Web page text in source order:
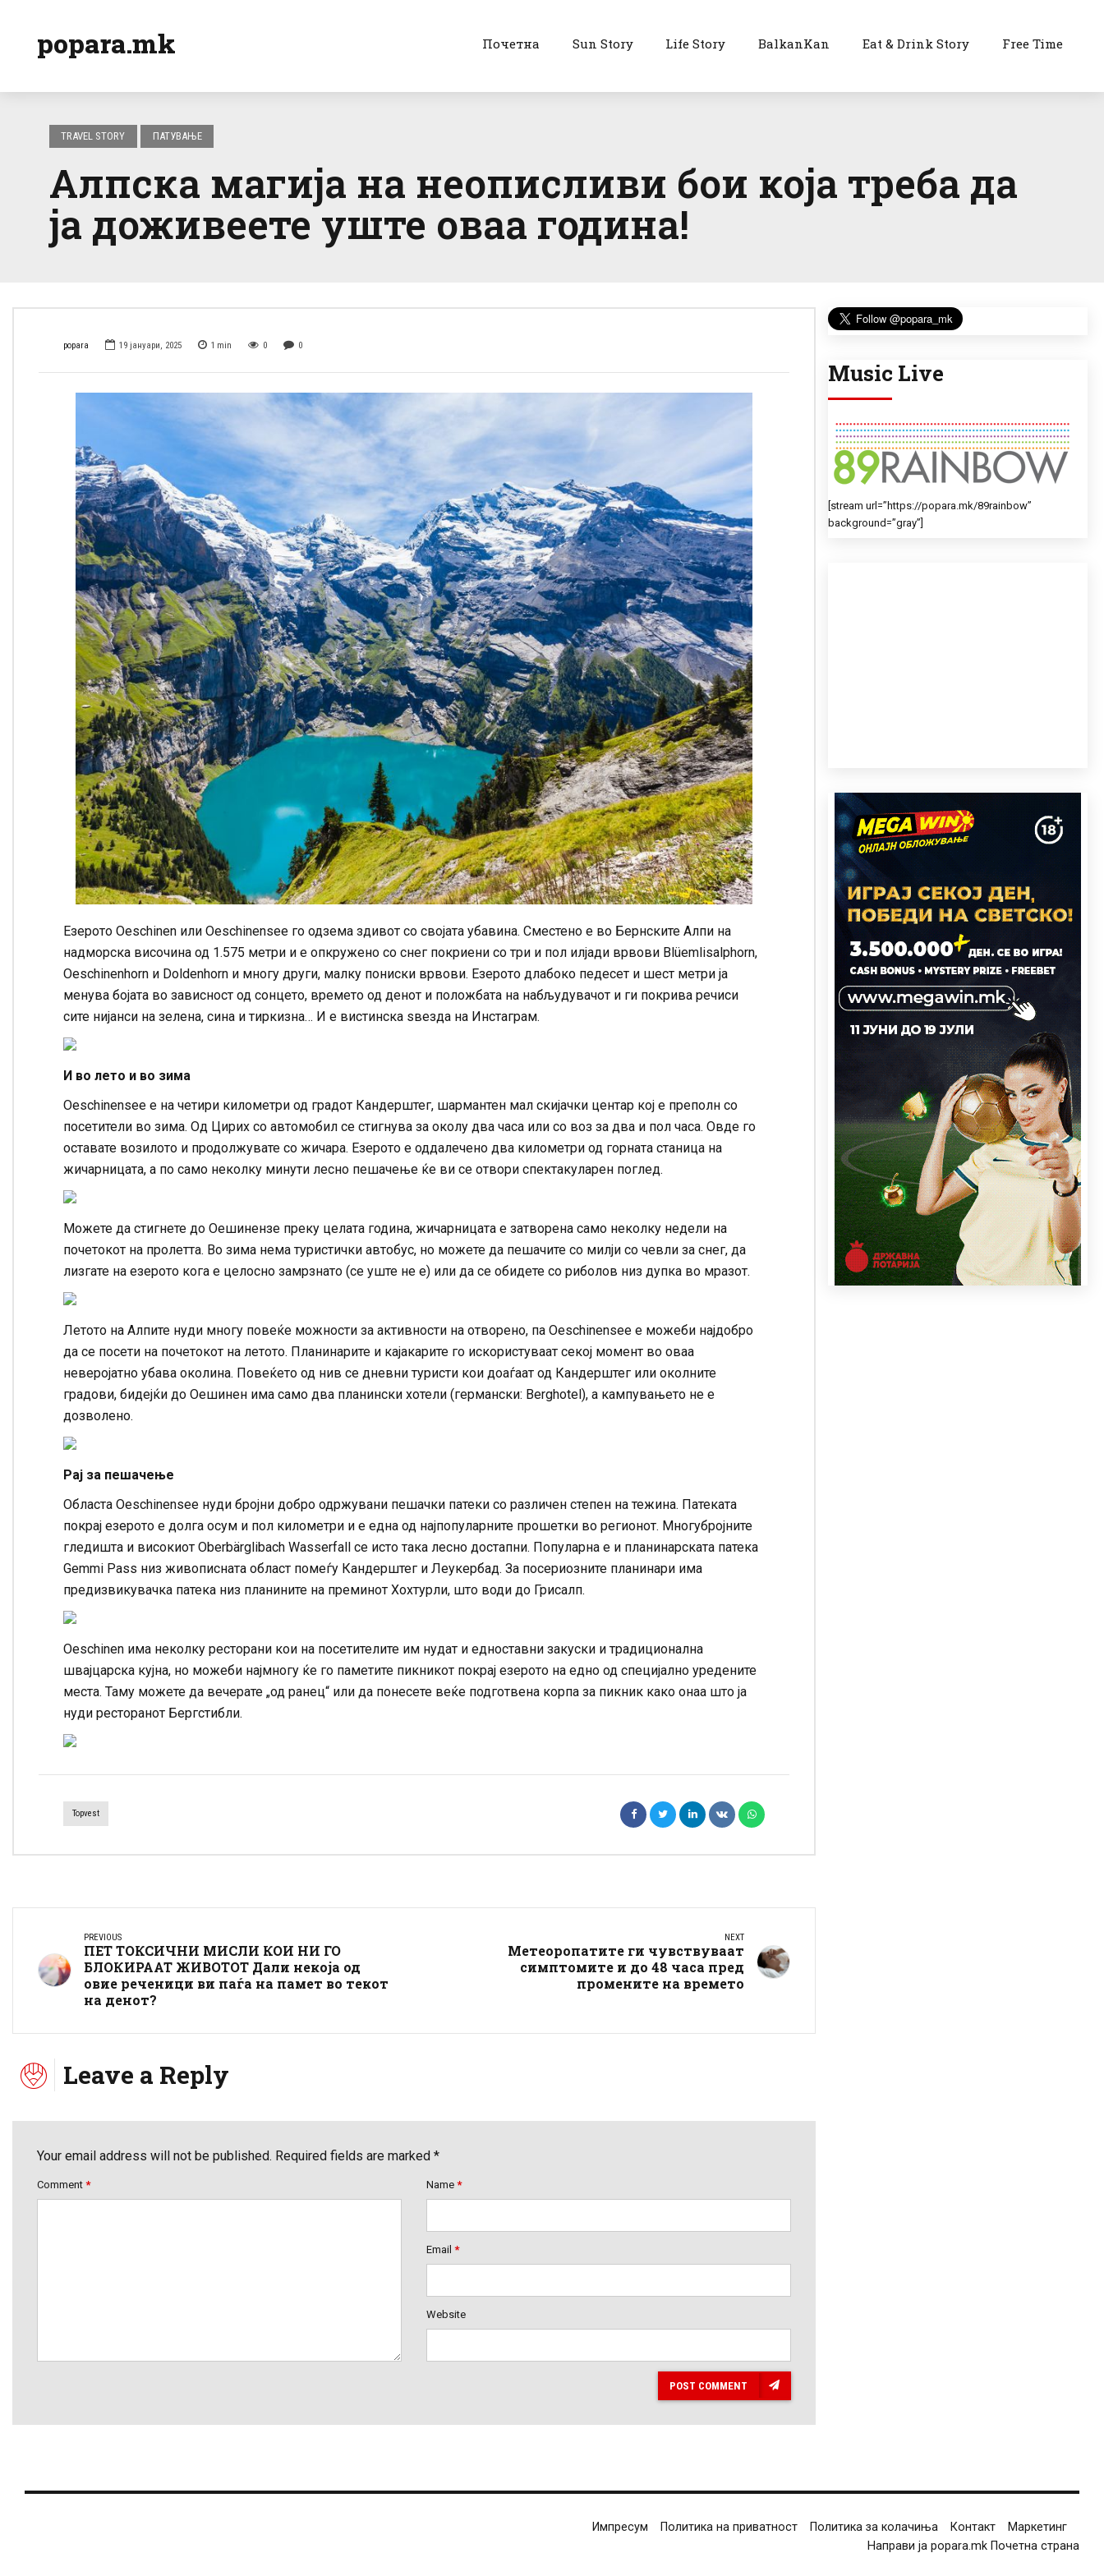
popara.mk Почетна Sun Story Life Story BalkanKan Eat & Drink Story Free Time
TRAVEL STORY ПАТУВАЊЕ
Алпска магија на неописливи бои која треба да
ја доживеете уште оваа година!
popara 19 јануари, 2025 1 min 0 0
Езерото Oeschinen или Oeschinensee го одзема здивот со својата убавина. Сместено е во Бернските Алпи на
надморска височина од 1.575 метри и е опкружено со снег покриени со три и пол илјади врвови Blüemlisalphorn,
Oeschinenhorn и Doldenhorn и многу други, малку пониски врвови. Езерото длабоко педесет и шест метри ја
менува бојата во зависност од сонцето, времето од денот и положбата на набљудувачот и ги покрива речиси
сите нијанси на зелена, сина и тиркизна… И е вистинска ѕвезда на Инстаграм.
И во лето и во зима
Oeschinensee е на четири километри од градот Кандерштег, шармантен мал скијачки центар кој е преполн со
посетители во зима. Од Цирих со автомобил се стигнува за околу два часа или со воз за два и пол часа. Овде го
оставате возилото и продолжувате со жичара. Езерото е оддалечено два километри од горната станица на
жичарницата, а по само неколку минути лесно пешачење ќе ви се отвори спектакуларен поглед.
Можете да стигнете до Оешинензе преку целата година, жичарницата е затворена само неколку недели на
почетокот на пролетта. Во зима нема туристички автобус, но можете да пешачите со милји со чевли за снег, да
лизгате на езерото кога е целосно замрзнато (се уште не е) или да се обидете со риболов низ дупка во мразот.
Летото на Алпите нуди многу повеќе можности за активности на отворено, па Oeschinensee е можеби најдобро
да се посети на почетокот на летото. Планинарите и кајакарите го искористуваат секој момент во оваа
неверојатно убава околина. Повеќето од нив се дневни туристи кои доаѓаат од Кандерштег или околните
градови, бидејќи до Оешинен има само два планински хотели (германски: Berghotel), а кампувањето не е
дозволено.
Рај за пешачење
Областа Oeschinensee нуди бројни добро одржувани пешачки патеки со различен степен на тежина. Патеката
покрај езерото е долга осум и пол километри и е една од најпопуларните прошетки во регионот. Многубројните
гледишта и високиот Oberbärglibach Wasserfall се исто така лесно достапни. Популарна е и планинарската патека
Gemmi Pass низ живописната област помеѓу Кандерштег и Леукербад. За посериозните планинари има
предизвикувачка патека низ планините на преминот Хохтурли, што води до Грисалп.
Oeschinen има неколку ресторани кои на посетителите им нудат и едноставни закуски и традиционална
швајцарска кујна, но можеби најмногу ќе го паметите пикникот покрај езерото на едно од специјално уредените
места. Таму можете да вечерате „од ранец“ или да понесете веќе подготвена корпа за пикник како онаа што ја
нуди ресторанот Бергстибли.
Topvest
PREVIOUS
ПЕТ ТОКСИЧНИ МИСЛИ КОИ НИ ГО
БЛОКИРААТ ЖИВОТОТ Дали некоја од
овие реченици ви паѓа на памет во текот
на денот?
NEXT
Метеоропатите ги чувствуваат
симптомите и до 48 часа пред
промените на времето
Leave a Reply
Your email address will not be published. Required fields are marked *
Comment * Name *
Email *
Website
POST COMMENT
Music Live
[stream url=”https://popara.mk/89rainbow”
background=”gray”]
Импресум Политика на приватност Политика за колачиња Контакт
Маркетинг
Направи ја popara.mk Почетна страна